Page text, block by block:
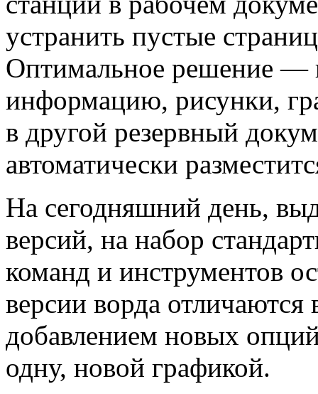
устранить пустые
Оптимальное решение —
информацию, рисунки,
в другой резервный
автоматически
На сегодняшний день,
версий, на набор
команд и инструментов
версии ворда
добавлением новых
одну, новой графикой.